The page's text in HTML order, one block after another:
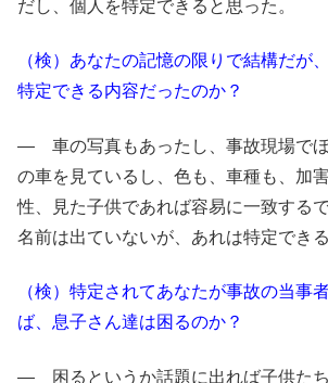
だし、個人を特定できると思った。
（検）あなたの記憶の限りで結構だが
特定できる内容だったのか？
― 車の写真もあったし、事故現場で
の車を見ているし、色も、車種も、加
性、見た子供であれば容易に一致する
名前は出ていないが、あれは特定でき
（検）特定されてあなたが事故の当事
ば、息子さん達は困るのか？
― 困るというか話題に出れば子供た